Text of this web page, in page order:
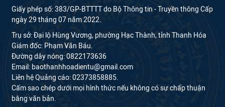
Giấy phép số: 383/GP-BTTTT do Bộ Thông tin - Truyền thông Cấp
ngày 29 tháng 07 năm 2022.
Trụ sở: Đại lộ Hùng Vương, phường Hạc Thành, tỉnh Thanh Hóa
Giám đốc: Phạm Văn Báu.
Đường dây nóng: 0822173636
Email: baothanhhoadientu@gmail.com
Liên hệ Quảng cáo: 02373858885.
Cấm sao chép dưới mọi hình thức nếu không có sự chấp thuận
bằng văn bản.